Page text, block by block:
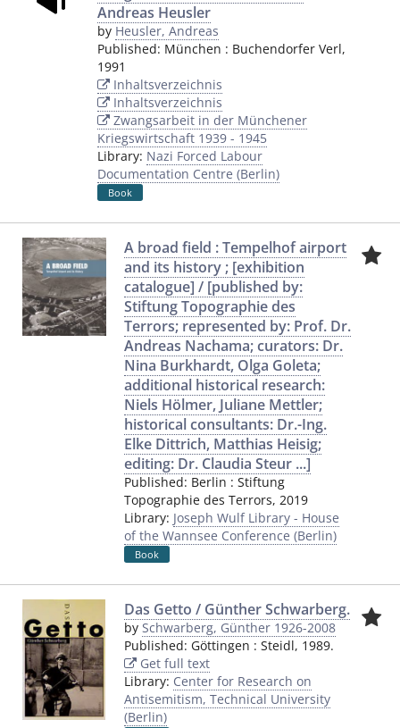
Andreas Heusler
by Heusler, Andreas
Published: München : Buchendorfer Verl,
1991
Inhaltsverzeichnis
Inhaltsverzeichnis
Zwangsarbeit in der Münchener
Kriegswirtschaft 1939 - 1945
Library: Nazi Forced Labour
Documentation Centre (Berlin)
Book
A broad field : Tempelhof airport
and its history ; [exhibition
catalogue] / [published by:
Stiftung Topographie des
Terrors; represented by: Prof. Dr.
Andreas Nachama; curators: Dr.
Nina Burkhardt, Olga Goleta;
additional historical research:
Niels Hölmer, Juliane Mettler;
historical consultants: Dr.-Ing.
Elke Dittrich, Matthias Heisig;
editing: Dr. Claudia Steur ...]
Published: Berlin : Stiftung
Topographie des Terrors, 2019
Library: Joseph Wulf Library - House
of the Wannsee Conference (Berlin)
Book
Das Getto / Günther Schwarberg.
by Schwarberg, Günther 1926-2008
Published: Göttingen : Steidl, 1989.
Get full text
Library: Center for Research on
Antisemitism, Technical University
(Berlin)